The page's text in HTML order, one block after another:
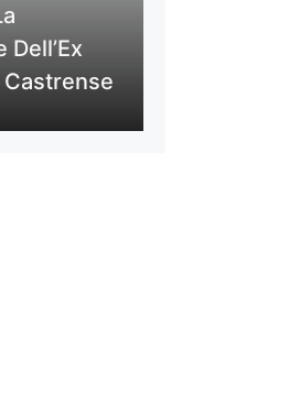
Castrense